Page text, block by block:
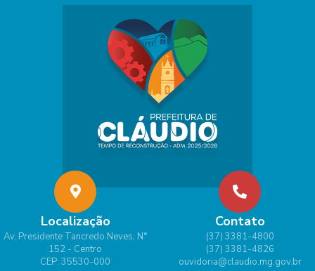
Localização
Av. Presidente Tancredo Neves, N°
152 - Centro
CEP: 35530-000
Contato
(37) 3381-4800
(37) 3381-4826
ouvidoria@claudio.mg.gov.br